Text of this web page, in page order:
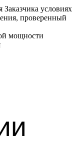
условиях
проверенный
мощности